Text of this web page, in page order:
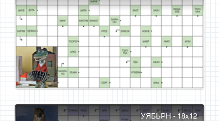
УЯБЬРН - 18x12